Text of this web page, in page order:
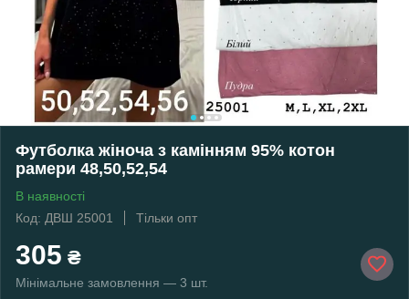
Футболка жіноча з камінням 95% котон
рамери 48,50,52,54
В наявності
Код: ДВШ 25001
Тільки опт
305 ₴
Мінімальне замовлення — 3 шт.